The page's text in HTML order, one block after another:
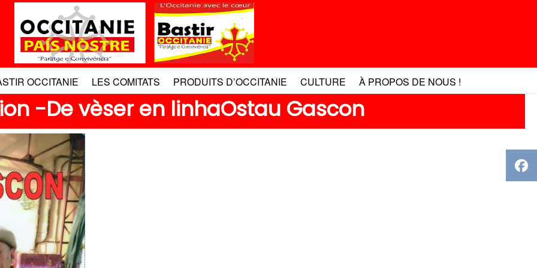
OCCITANIE LES COMITATS PRODUITS D’OCCITANIE CULTURE À PROPOS DE NOUS !
-De vèser en linhaOstau Gascon